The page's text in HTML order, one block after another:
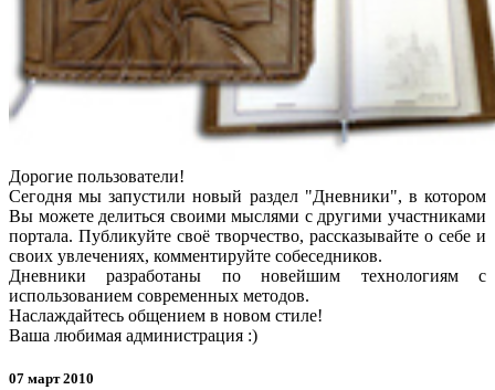
Дорогие пользователи!
Сегодня мы запустили новый раздел "Дневники", в котором
Вы можете делиться своими мыслями с другими участниками
портала. Публикуйте своё творчество, рассказывайте о себе и
своих увлечениях, комментируйте собеседников.
Дневники разработаны по новейшим технологиям с
использованием современных методов.
Наслаждайтесь общением в новом стиле!
Ваша любимая администрация :)
07 март 2010